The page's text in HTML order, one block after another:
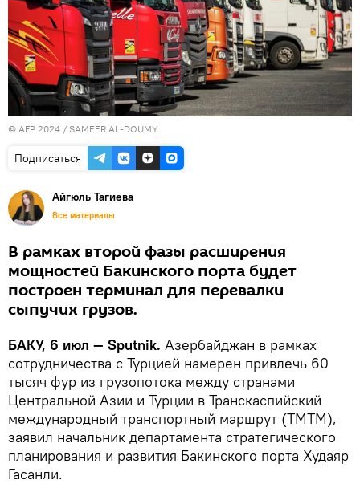
© AFP 2024 / SAMEER AL-DOUMY
Подписаться
Айгюль Тагиева
Все материалы
В рамках второй фазы расширения
мощностей Бакинского порта будет
построен терминал для перевалки
сыпучих грузов.
БАКУ, 6 июл — Sputnik. Азербайджан в рамках
сотрудничества с Турцией намерен привлечь 60
тысяч фур из грузопотока между странами
Центральной Азии и Турции в Транскаспийский
международный транспортный маршрут (ТМТМ),
заявил начальник департамента стратегического
планирования и развития Бакинского порта Худаяр
Гасанли.